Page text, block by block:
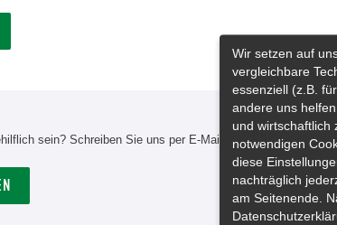
sein? Schreiben Sie uns per E-Mail oder rufen Sie uns
Wir setzen auf
vergleichbare
essenziell (z.B.
andere uns
und wirtschaftlich
notwendigen
diese
nachträglich
am Seitenende.